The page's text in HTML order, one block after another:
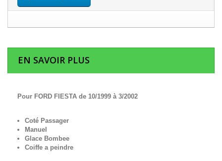
EN SAVOIR PLUS
Pour FORD FIESTA de 10/1999 à 3/2002
Coté Passager
Manuel
Glace Bombee
Coiffe a peindre